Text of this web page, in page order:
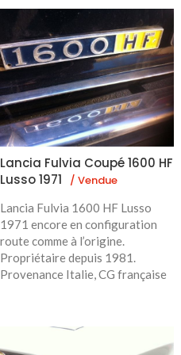
Lancia Fulvia Coupé 1600 HF
Lusso 1971
/ Vendue
Lancia Fulvia 1600 HF Lusso
1971 encore en configuration
route comme à l’origine.
Propriétaire depuis 1981.
Provenance Italie, CG française